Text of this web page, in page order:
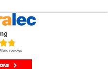
More reviews